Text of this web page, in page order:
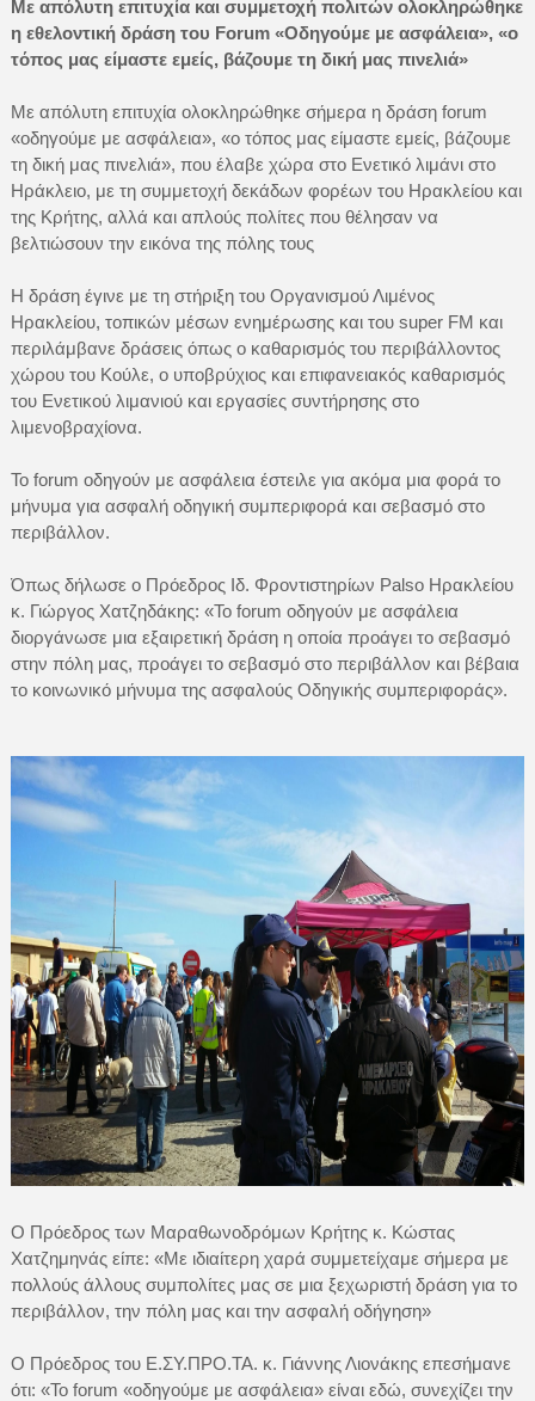
Με απόλυτη επιτυχία και συμμετοχή πολιτών ολοκληρώθηκε
η εθελοντική δράση του Forum «Οδηγούμε με ασφάλεια», «ο
τόπος μας είμαστε εμείς, βάζουμε τη δική μας πινελιά»
Με απόλυτη επιτυχία ολοκληρώθηκε σήμερα η δράση forum
«οδηγούμε με ασφάλεια», «ο τόπος μας είμαστε εμείς, βάζουμε
τη δική μας πινελιά», που έλαβε χώρα στο Ενετικό λιμάνι στο
Ηράκλειο, με τη συμμετοχή δεκάδων φορέων του Ηρακλείου και
της Κρήτης, αλλά και απλούς πολίτες που θέλησαν να
βελτιώσουν την εικόνα της πόλης τους
Η δράση έγινε με τη στήριξη του Οργανισμού Λιμένος
Ηρακλείου, τοπικών μέσων ενημέρωσης και του super FM και
περιλάμβανε δράσεις όπως ο καθαρισμός του περιβάλλοντος
χώρου του Κούλε, ο υποβρύχιος και επιφανειακός καθαρισμός
του Ενετικού λιμανιού και εργασίες συντήρησης στο
λιμενοβραχίονα.
Το forum οδηγούν με ασφάλεια έστειλε για ακόμα μια φορά το
μήνυμα για ασφαλή οδηγική συμπεριφορά και σεβασμό στο
περιβάλλον.
Όπως δήλωσε ο Πρόεδρος Ιδ. Φροντιστηρίων Palso Ηρακλείου
κ. Γιώργος Χατζηδάκης: «Το forum οδηγούν με ασφάλεια
διοργάνωσε μια εξαιρετική δράση η οποία προάγει το σεβασμό
στην πόλη μας, προάγει το σεβασμό στο περιβάλλον και βέβαια
το κοινωνικό μήνυμα της ασφαλούς Οδηγικής συμπεριφοράς».
Ο Πρόεδρος των Μαραθωνοδρόμων Κρήτης κ. Κώστας
Χατζημηνάς είπε: «Με ιδιαίτερη χαρά συμμετείχαμε σήμερα με
πολλούς άλλους συμπολίτες μας σε μια ξεχωριστή δράση για το
περιβάλλον, την πόλη μας και την ασφαλή οδήγηση»
Ο Πρόεδρος του Ε.ΣΥ.ΠΡΟ.ΤΑ. κ. Γιάννης Λιονάκης επεσήμανε
ότι: «Το forum «οδηγούμε με ασφάλεια» είναι εδώ, συνεχίζει την